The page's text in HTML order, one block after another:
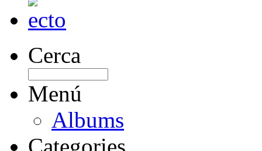
Cerca
Menú
Albums
Categories